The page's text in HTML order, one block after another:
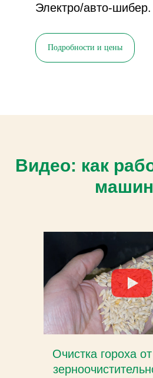
Электро/авто-шибер.
Подробности и цены
Видео: как
Очистка гороха